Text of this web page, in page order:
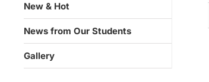
New & Hot
News from Our Students
Gallery